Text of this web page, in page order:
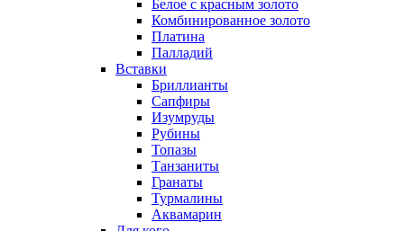
Белое с красным золото
Комбинированное золото
Платина
Палладий
Вставки
Бриллианты
Сапфиры
Изумруды
Рубины
Топазы
Танзаниты
Гранаты
Турмалины
Аквамарин